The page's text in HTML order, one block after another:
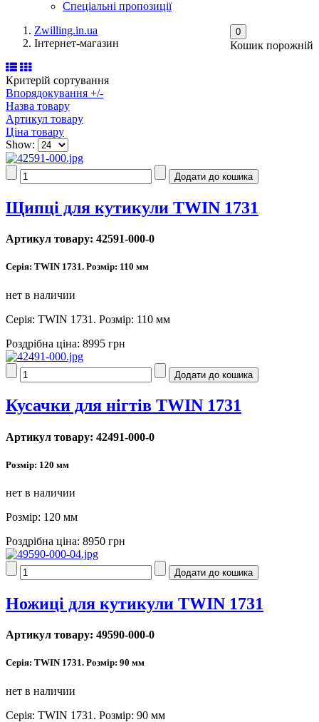
Спеціальні пропозиції
0
Кошик порожній
Zwilling.in.ua
Інтернет-магазин
Критерій сортування
Впорядокування +/-
Назва товару
Артикул товару
Ціна товару
Show:
Щипці для кутикули TWIN 1731
Артикул товару: 42591-000-0
Серія: TWIN 1731. Розмір: 110 мм
нет в наличии
Серія: TWIN 1731. Розмір: 110 мм
Роздрібна ціна: 8995 грн
Кусачки для нігтів TWIN 1731
Артикул товару: 42491-000-0
Розмір: 120 мм
нет в наличии
Розмір: 120 мм
Роздрібна ціна: 8950 грн
Ножиці для кутикули TWIN 1731
Артикул товару: 49590-000-0
Серія: TWIN 1731. Розмір: 90 мм
нет в наличии
Серія: TWIN 1731. Розмір: 90 мм